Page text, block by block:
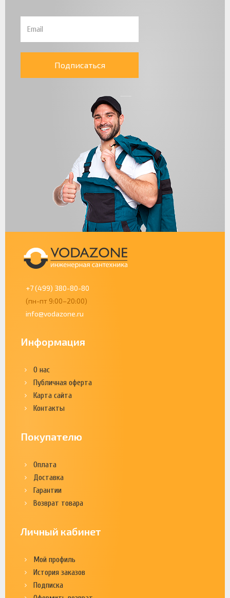
Подписаться
+7 (499) 380-80-80
(пн-пт 9:00–20:00)
info@vodazone.ru
Информация
О нас
Публичная оферта
Карта сайта
Контакты
Покупателю
Оплата
Доставка
Гарантии
Возврат товара
Личный кабинет
Мой профиль
История заказов
Подписка